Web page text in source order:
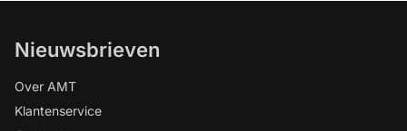
Nieuwsbrieven
Over AMT
Klantenservice